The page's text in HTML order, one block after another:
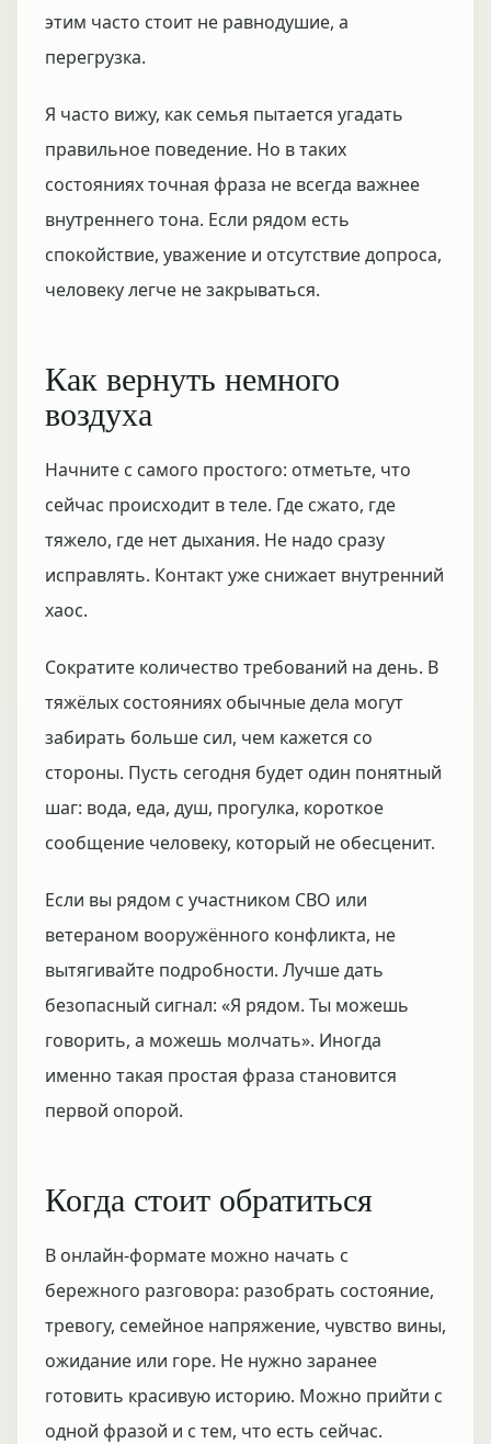
этим часто стоит не равнодушие, а
перегрузка.
Я часто вижу, как семья пытается угадать
правильное поведение. Но в таких
состояниях точная фраза не всегда важнее
внутреннего тона. Если рядом есть
спокойствие, уважение и отсутствие допроса,
человеку легче не закрываться.
Как вернуть немного
воздуха
Начните с самого простого: отметьте, что
сейчас происходит в теле. Где сжато, где
тяжело, где нет дыхания. Не надо сразу
исправлять. Контакт уже снижает внутренний
хаос.
Сократите количество требований на день. В
тяжёлых состояниях обычные дела могут
забирать больше сил, чем кажется со
стороны. Пусть сегодня будет один понятный
шаг: вода, еда, душ, прогулка, короткое
сообщение человеку, который не обесценит.
Если вы рядом с участником СВО или
ветераном вооружённого конфликта, не
вытягивайте подробности. Лучше дать
безопасный сигнал: «Я рядом. Ты можешь
говорить, а можешь молчать». Иногда
именно такая простая фраза становится
первой опорой.
Когда стоит обратиться
В онлайн-формате можно начать с
бережного разговора: разобрать состояние,
тревогу, семейное напряжение, чувство вины,
ожидание или горе. Не нужно заранее
готовить красивую историю. Можно прийти с
одной фразой и с тем, что есть сейчас.